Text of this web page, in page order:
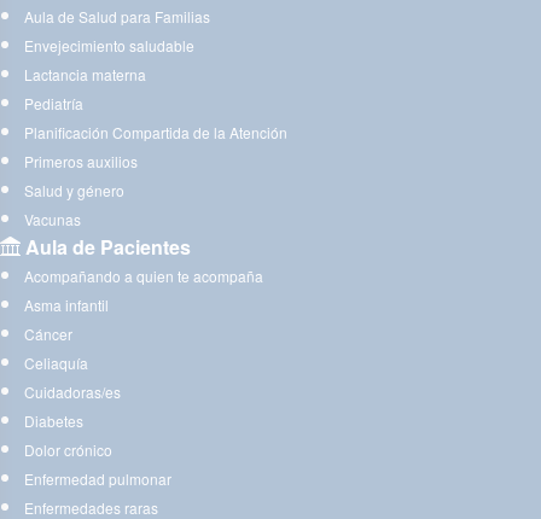
Aula de Salud para Familias
Envejecimiento saludable
Lactancia materna
Pediatría
Planificación Compartida de la Atención
Primeros auxilios
Salud y género
Vacunas
Aula de Pacientes
Acompañando a quien te acompaña
Asma infantil
Cáncer
Celiaquía
Cuidadoras/es
Diabetes
Dolor crónico
Enfermedad pulmonar
Enfermedades raras